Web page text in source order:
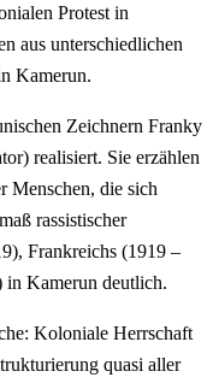
Protest in
aus unterschiedlichen
Kamerun.
Zeichnern Franky
realisiert. Sie erzählen
Menschen, die sich
rassistischer
Frankreichs (1919 –
in Kamerun deutlich.
Koloniale Herrschaft
quasi aller